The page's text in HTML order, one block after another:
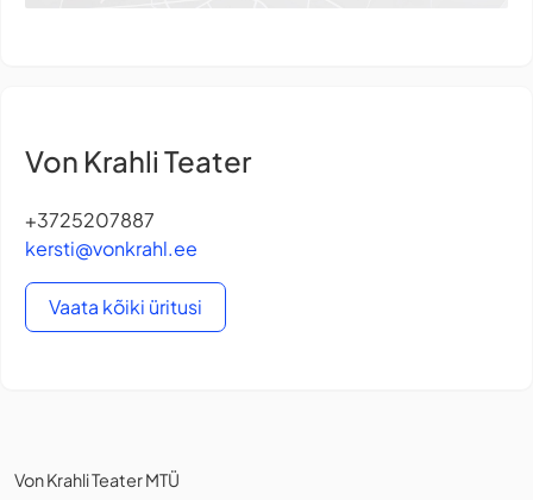
Von Krahli Teater
+3725207887
kersti@vonkrahl.ee
Vaata kõiki üritusi
Von Krahli Teater MTÜ